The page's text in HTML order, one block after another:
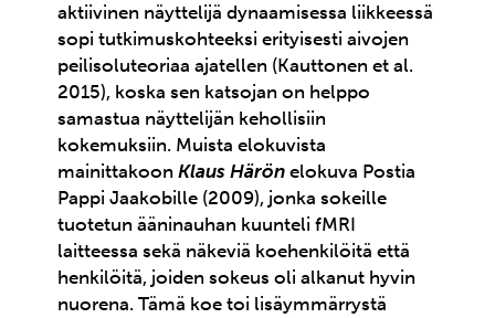
aktiivinen näyttelijä dynaamisessa liikkeessä
sopi tutkimuskohteeksi erityisesti aivojen
peilisoluteoriaa ajatellen (Kauttonen et al.
2015), koska sen katsojan on helppo
samastua näyttelijän kehollisiin
kokemuksiin. Muista elokuvista
mainittakoonKlaus Härön elokuva Postia
Pappi Jaakobille (2009), jonka sokeille
tuotetun ääninauhan kuunteli fMRI
laitteessa sekä näkeviä koehenkilöitä että
henkilöitä, joiden sokeus oli alkanut hyvin
nuorena. Tämä koe toi lisäymmärrystä